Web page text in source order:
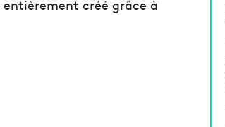
entièrement créé grâce à